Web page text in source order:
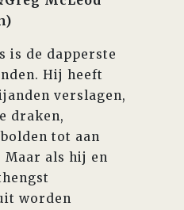
is de dapperste
Hij heeft
verslagen,
draken,
tot aan
Maar als hij en
worden